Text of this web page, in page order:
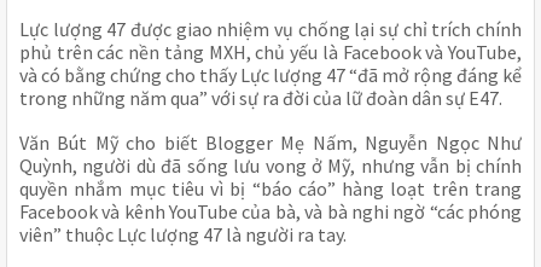
Lực lượng 47 được giao nhiệm vụ chống lại sự chỉ trích chính
phủ trên các nền tảng MXH, chủ yếu là Facebook và YouTube,
và có bằng chứng cho thấy Lực lượng 47 “đã mở rộng đáng kể
trong những năm qua” với sự ra đời của lữ đoàn dân sự E47.
Văn Bút Mỹ cho biết Blogger Mẹ Nấm, Nguyễn Ngọc Như
Quỳnh, người dù đã sống lưu vong ở Mỹ, nhưng vẫn bị chính
quyền nhắm mục tiêu vì bị “báo cáo” hàng loạt trên trang
Facebook và kênh YouTube của bà, và bà nghi ngờ “các phóng
viên” thuộc Lực lượng 47 là người ra tay.